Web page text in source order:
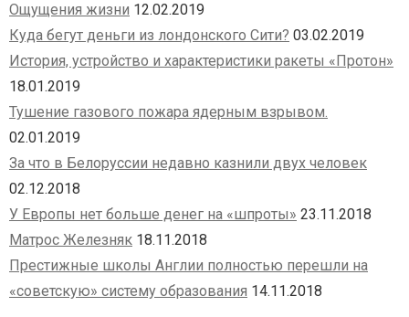
Ощущения жизни 12.02.2019
Куда бегут деньги из лондонского Сити? 03.02.2019
История, устройство и характеристики ракеты «Протон»
18.01.2019
Тушение газового пожара ядерным взрывом.
02.01.2019
За что в Белоруссии недавно казнили двух человек
02.12.2018
У Европы нет больше денег на «шпроты» 23.11.2018
Матрос Железняк 18.11.2018
Престижные школы Англии полностью перешли на
«советскую» систему образования 14.11.2018